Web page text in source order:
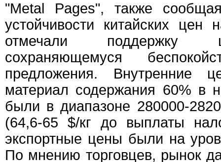
"Metal Pages", также
устойчивости китайских цен
отмечали поддержку
сохраняющемуся
предложения.
материал содержания 60% в
были в диапазоне 280000-
(64,6-65 $/кг до выплаты
экспортные цены были на
По мнению торговцев, рынок